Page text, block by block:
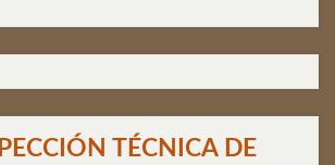
TÉCNICA DE